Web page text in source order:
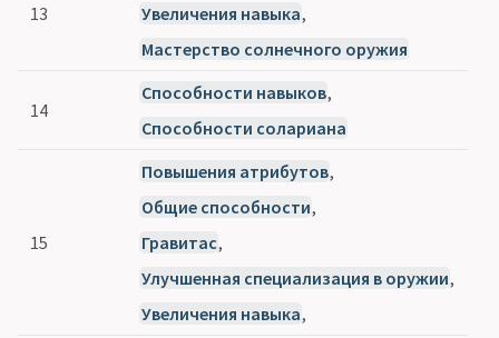
13
Увеличения навыка,
Мастерство солнечного оружия
14
Способности навыков,
Способности солариана
15
Повышения атрибутов,
Общие способности,
Гравитас,
Улучшенная специализация в оружии,
Увеличения навыка,